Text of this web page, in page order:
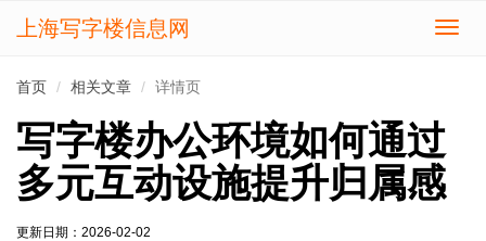
切
上海写字楼信息网
首页 相关文章 详情页
写字楼办公环境如何通过
多元互动设施提升归属感
更新日期： 2026-02-02